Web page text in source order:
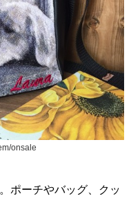
onsale
ポーチやバッグ、クッ